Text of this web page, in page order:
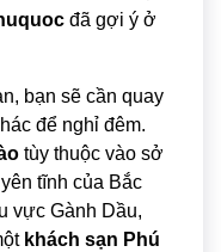
đã gợi ý ở
bạn sẽ cần quay
để nghỉ đêm.
tùy thuộc vào sở
tĩnh của Bắc
vực Gành Dầu,
khách sạn Phú